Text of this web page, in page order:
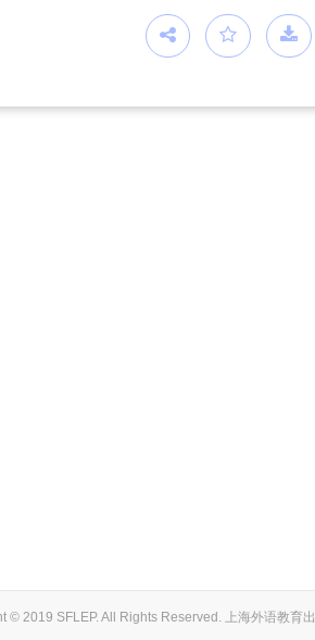
© 2019 SFLEP. All Rights Reserved. 上海外语教育